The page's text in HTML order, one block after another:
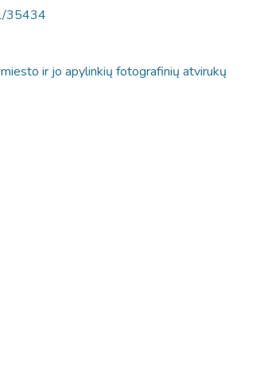
35434
ir jo apylinkių fotografinių atvirukų